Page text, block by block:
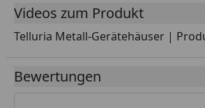
Videos zum Produkt
Telluria Metall-Gerätehäuser |
Bewertungen